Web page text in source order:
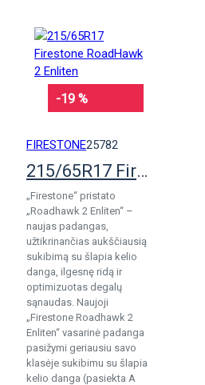
-19 %
FIRESTONE25782
215/65R17 Firestone RoadHawk 2 Enliten
„Firestone“ pristato
„Roadhawk 2 Enliten“ –
naujas padangas,
užtikrinančias aukščiausią
sukibimą su šlapia kelio
danga, ilgesnę ridą ir
optimizuotas degalų
sąnaudas. Naujoji
„Firestone Roadhawk 2
Enliten“ vasarinė padanga
pasižymi geriausiu savo
klasėje sukibimu su šlapia
kelio danga (pasiekta A